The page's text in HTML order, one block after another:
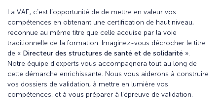
La VAE, c’est l’opportunité de de mettre en valeur vos
compétences en obtenant une certification de haut niveau,
reconnue au même titre que celle acquise par la voie
traditionnelle de la formation. Imaginez-vous décrocher le titre
de « Directeur des structures de santé et de solidarité ».
Notre équipe d’experts vous accompagnera tout au long de
cette démarche enrichissante. Nous vous aiderons à construire
vos dossiers de validation, à mettre en lumière vos
compétences, et à vous préparer à l’épreuve de validation.